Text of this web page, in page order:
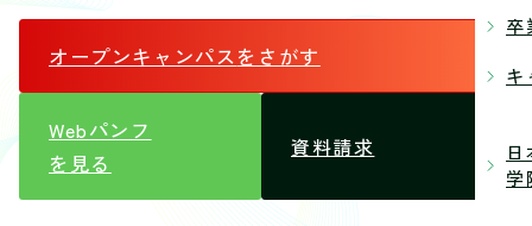
卒
キ
学
オープンキャンパスをさがす
Webパンフ
を見る
資料請求